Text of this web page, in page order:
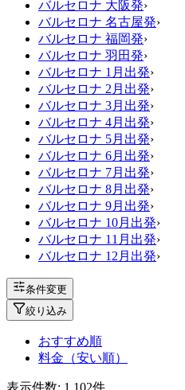
バルセロナ 大阪発›
バルセロナ 名古屋発›
バルセロナ 福岡発›
バルセロナ 羽田発›
バルセロナ 1月出発›
バルセロナ 2月出発›
バルセロナ 3月出発›
バルセロナ 4月出発›
バルセロナ 5月出発›
バルセロナ 6月出発›
バルセロナ 7月出発›
バルセロナ 8月出発›
バルセロナ 9月出発›
バルセロナ 10月出発›
バルセロナ 11月出発›
バルセロナ 12月出発›
条件変更
絞り込み
おすすめ順
料金（安い順）
表示件数: 1,102件